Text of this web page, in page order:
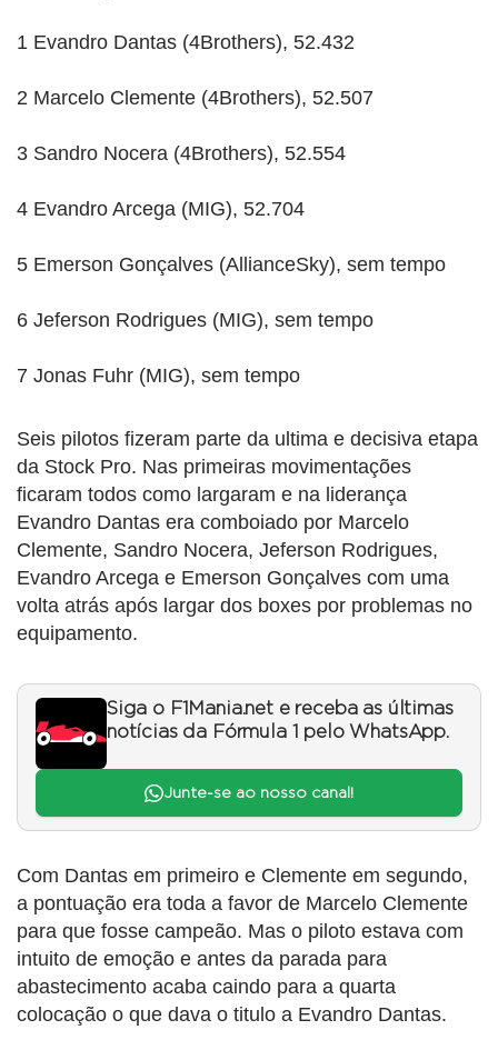
1 Evandro Dantas (4Brothers), 52.432
2 Marcelo Clemente (4Brothers), 52.507
3 Sandro Nocera (4Brothers), 52.554
4 Evandro Arcega (MIG), 52.704
5 Emerson Gonçalves (AllianceSky), sem tempo
6 Jeferson Rodrigues (MIG), sem tempo
7 Jonas Fuhr (MIG), sem tempo
Seis pilotos fizeram parte da ultima e decisiva etapa
da Stock Pro. Nas primeiras movimentações
ficaram todos como largaram e na liderança
Evandro Dantas era comboiado por Marcelo
Clemente, Sandro Nocera, Jeferson Rodrigues,
Evandro Arcega e Emerson Gonçalves com uma
volta atrás após largar dos boxes por problemas no
equipamento.
Siga o F1Mania.net e receba as últimas
notícias da Fórmula 1 pelo WhatsApp.
Junte-se ao nosso canal!
Com Dantas em primeiro e Clemente em segundo,
a pontuação era toda a favor de Marcelo Clemente
para que fosse campeão. Mas o piloto estava com
intuito de emoção e antes da parada para
abastecimento acaba caindo para a quarta
colocação o que dava o titulo a Evandro Dantas.